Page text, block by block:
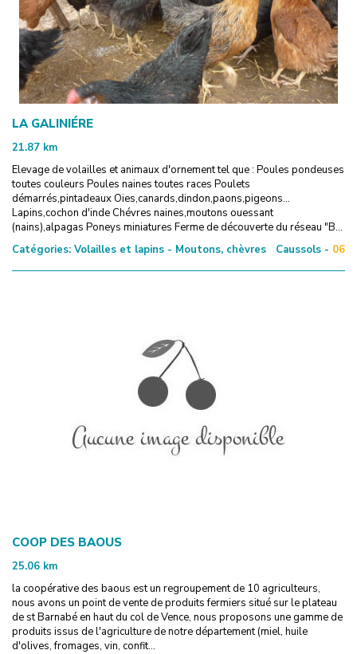
LA GALINIÉRE
21.87 km
Elevage de volailles et animaux d'ornement tel que : Poules pondeuses
toutes couleurs Poules naines toutes races Poulets
démarrés,pintadeaux Oies,canards,dindon,paons,pigeons...
Lapins,cochon d'inde Chévres naines,moutons ouessant
(nains),alpagas Poneys miniatures Ferme de découverte du réseau "B...
Catégories: Volailles et lapins - Moutons, chèvres Caussols - 06
COOP DES BAOUS
25.06 km
la coopérative des baous est un regroupement de 10 agriculteurs,
nous avons un point de vente de produits fermiers situé sur le plateau
de st Barnabé en haut du col de Vence, nous proposons une gamme de
produits issus de l'agriculture de notre département (miel, huile
d'olives, fromages, vin, confit...